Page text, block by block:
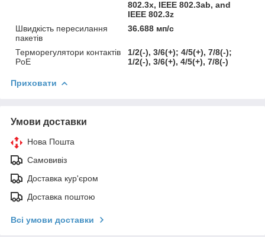
802.3x, IEEE 802.3ab, and
IEEE 802.3z
Швидкість пересилання
пакетів
36.688 мп/с
Терморегулятори контактів
PoE
1/2(-), 3/6(+); 4/5(+), 7/8(-);
1/2(-), 3/6(+), 4/5(+), 7/8(-)
Приховати
Умови доставки
Нова Пошта
Самовивіз
Доставка кур'єром
Доставка поштою
Всі умови доставки